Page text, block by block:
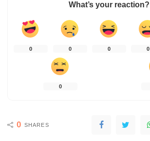
What’s your reaction?
0 0 0 0
0
0 SHARES